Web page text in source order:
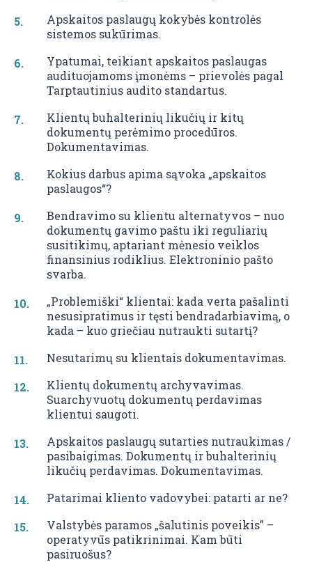
Apskaitos paslaugų kokybės kontrolės
sistemos sukūrimas.
Ypatumai, teikiant apskaitos paslaugas
audituojamoms įmonėms – prievolės pagal
Tarptautinius audito standartus.
Klientų buhalterinių likučių ir kitų
dokumentų perėmimo procedūros.
Dokumentavimas.
Kokius darbus apima sąvoka „apskaitos
paslaugos“?
Bendravimo su klientu alternatyvos – nuo
dokumentų gavimo paštu iki reguliarių
susitikimų, aptariant mėnesio veiklos
finansinius rodiklius. Elektroninio pašto
svarba.
„Problemiški“ klientai: kada verta pašalinti
nesusipratimus ir tęsti bendradarbiavimą, o
kada – kuo griečiau nutraukti sutartį?
Nesutarimų su klientais dokumentavimas.
Klientų dokumentų archyvavimas.
Suarchyvuotų dokumentų perdavimas
klientui saugoti.
Apskaitos paslaugų sutarties nutraukimas /
pasibaigimas. Dokumentų ir buhalterinių
likučių perdavimas. Dokumentavimas.
Patarimai kliento vadovybei: patarti ar ne?
Valstybės paramos „šalutinis poveikis” –
operatyvūs patikrinimai. Kam būti
pasiruošus?